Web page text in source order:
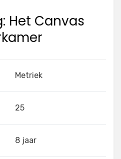
Het Canvas
Metriek
25
8 jaar